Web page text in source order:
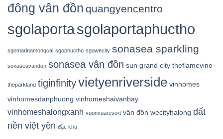
đông vân đồn quangyencentro
sgolaportasgolaportaphuctho
sgomarinamongcai sgophuctho sgowecity sonasea sparkling
sonaseavandon sonasea vân đồn sun grand city theflamevine
theparkland tiginfinityvietyenriverside vinhomes
vinhomesdanphuong vinhomeshaivanbay
vinhomeshalongxanh vuonvuaresort vân đồn wecityhalong đất
nền việt yên đặc khu